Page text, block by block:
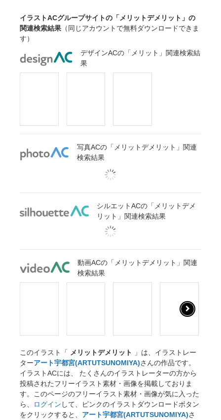
イラストACグループサイトの「メリットデメリット」の
関連検索結果 （同じアカウントで無料ダウンロードできま
す）
デザインACの「メリット」関連検索結
果
写真ACの「メリットデメリット」関連
検索結果
シルエットACの「メリットデメ
リット」関連検索結果
動画ACの「メリットデメリット」関連
検索結果
このイラスト「 メリットデメリット
」は、イラストレー
ターアート宇都宮(ARTUTSUNOMIYA)さんの作品です。
イラストACには、 たくさんのイラストレーターの方から
投稿されたフリーイラスト素材・画像を掲載しておりま
す。このページのフリーイラスト素材・画像が気に入った
ら、
ログイン して、ピンクのイラストダウンロードボタン
をクリックすると、 アート宇都宮(ARTUTSUNOMIYA)さ